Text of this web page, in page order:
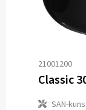
21001200
Classic
SAN-